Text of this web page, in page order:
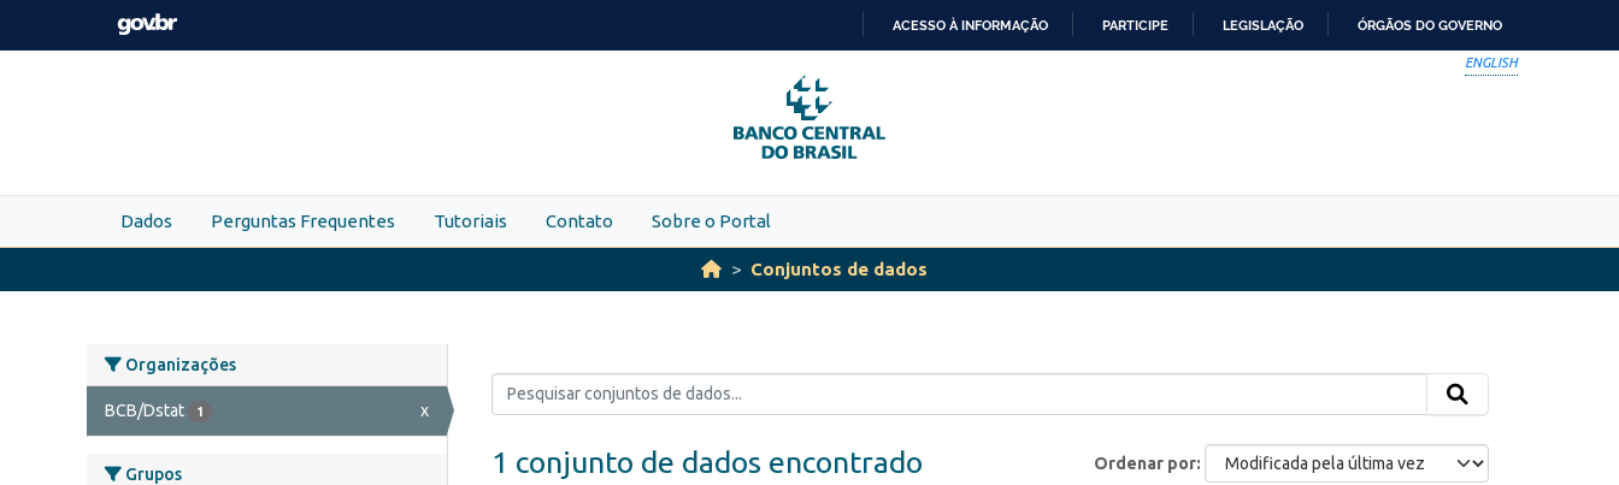
Skip to main content
PARA
O
CONTEÚDO
ACESSO À INFORMAÇÃO PARTICIPE LEGISLAÇÃO ÓRGÃOS DO GOVERNO
ENGLISH
Dados Perguntas Frequentes Tutoriais Contato Sobre o Portal
Conjuntos de dados
Organizações
BCB/Dstat 1 x
Grupos
Ordenar por
1 conjunto de dados encontrado